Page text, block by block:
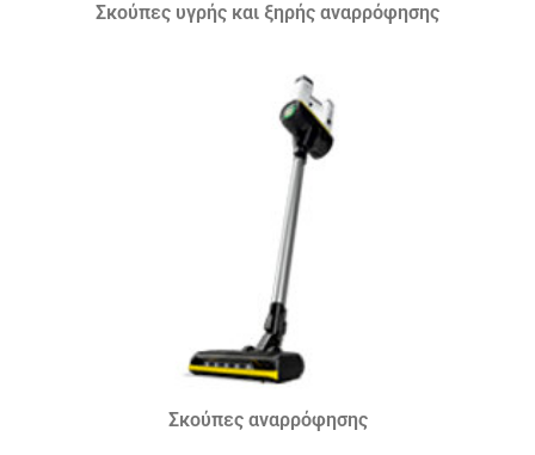
Σκούπες υγρής και ξηρής αναρρόφησης
Σκούπες αναρρόφησης